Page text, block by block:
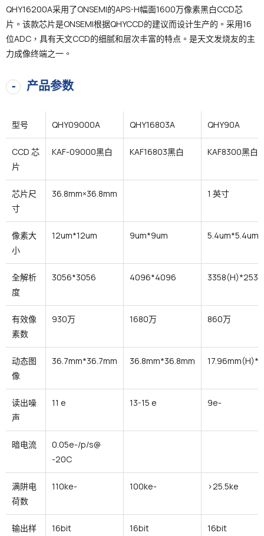
QHY16200A采用了ONSEMI的APS-H幅面1600万像素黑白CCD芯
片。该款芯片是ONSEMI根据QHYCCD的建议而设计生产的。采用16
位ADC，具有天文CCD的细腻和层次丰富的特点。是天文发烧友的主
力成像终端之一。
产品参数
型号 QHY09000A QHY16803A QHY90A
CCD 芯
片
KAF-09000黑白 KAF16803黑白 KAF8300黑白
芯片尺
寸
36.8mm×36.8mm 1 英寸
像素大
小
12um*12um 9um*9um 5.4um*5.4um
全解析
度
3056*3056 4096*4096
有效像
素数
930万 1680万 860万
动态图
像
36.7mm*36.7mm 36.8mm*36.8mm
读出噪
声
11 e 13-15 e 9e-
暗电流
0.05e-/p/s@
-20C
满阱电
荷数
110ke- 100ke- >25.5ke
输出样
16bit 16bit 16bit